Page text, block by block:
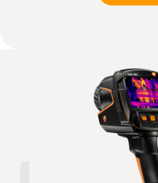
高解析度 320 x 240 像